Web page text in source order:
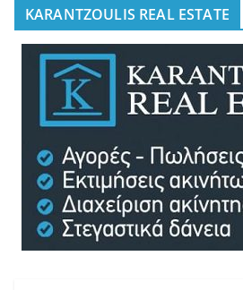
KARANTZOULIS REAL ESTATE